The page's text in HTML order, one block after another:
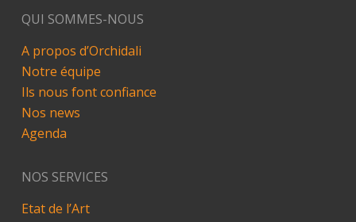
QUI SOMMES-NOUS
A propos d’Orchidali
Notre équipe
Ils nous font confiance
Nos news
Agenda
NOS SERVICES
Etat de l’Art